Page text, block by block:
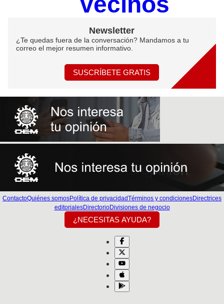
Newsletter
¿Te quedas fuera de la conversación? Mandamos a tu
correo el mejor resumen informativo.
SUSCRÍBETE GRATIS
ContactoQuiénes somosPolítica de privacidadTérminos y condicionesDirectrices
editorialesDirectorioDivisiones de negocio
¿NECESITAS AYUDA?